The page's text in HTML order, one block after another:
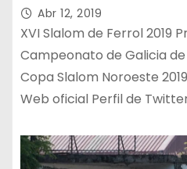
Abr 12, 2019
XVI Slalom de Ferrol 2019
Campeonato de Galicia de
Copa Slalom Noroeste 2019.
Web oficial Perfil de